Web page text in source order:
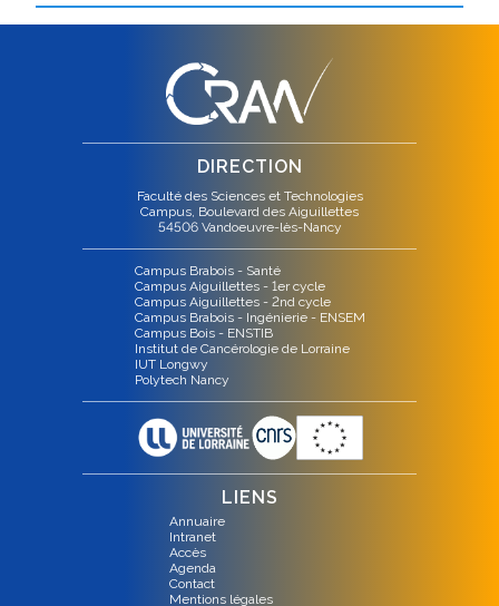
DIRECTION
Faculté des Sciences et Technologies
Campus, Boulevard des Aiguillettes
54506 Vandoeuvre-lès-Nancy
Campus Brabois - Santé
Campus Aiguillettes - 1er cycle
Campus Aiguillettes - 2nd cycle
Campus Brabois - Ingénierie - ENSEM
Campus Bois - ENSTIB
Institut de Cancérologie de Lorraine
IUT Longwy
Polytech Nancy
LIENS
Annuaire
Intranet
Accès
Agenda
Contact
Mentions légales